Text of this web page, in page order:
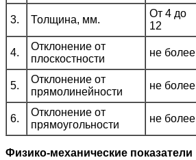
3. Толщина, мм.
От 4 до
12
4.
Отклонение от
плоскостности
не более
5.
Отклонение от
прямолинейности
не более
6.
Отклонение от
прямоугольности
не более
Физико-механические показатели